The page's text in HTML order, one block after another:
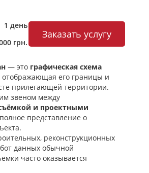
1 день
грн.
Заказать услугу
— это графическая схема
отображающая его границы и
прилегающей территории.
звеном между
и проектными
представление о
реконструкционных
данных обычной
часто оказывается